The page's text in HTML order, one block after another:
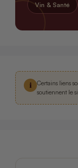
Vin & Santé
i
Certains liens
soutiennent le